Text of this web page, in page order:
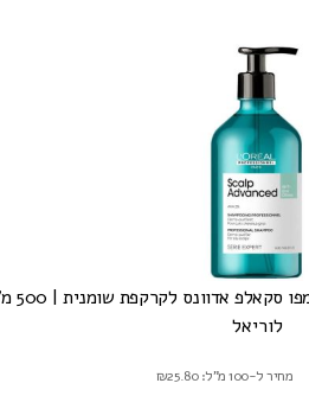
לוריאל
מחיר ל-100 מ"ל: ₪25.80